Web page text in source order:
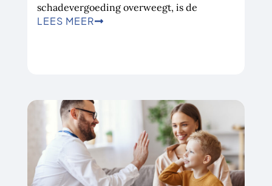
schadevergoeding overweegt, is de
LEES MEER